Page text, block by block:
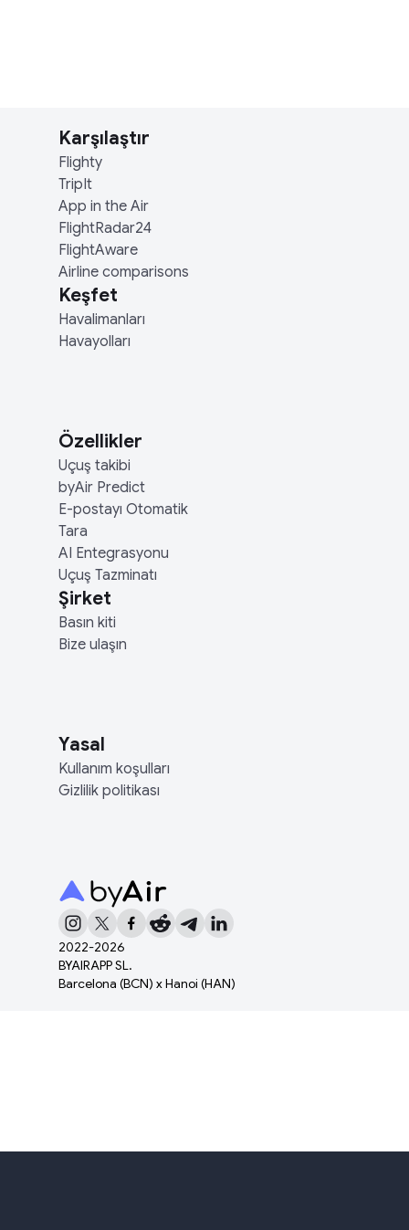
2022-2026
BYAIRAPP SL.
Barcelona (BCN) x Hanoi (HAN)
Karşılaştır
Flighty
TripIt
App in the Air
FlightRadar24
FlightAware
Airline comparisons
Keşfet
Havalimanları
Havayolları
Özellikler
Uçuş takibi
byAir Predict
E-postayı Otomatik
Tara
AI Entegrasyonu
Uçuş Tazminatı
Şirket
Basın kiti
Bize ulaşın
Yasal
Kullanım koşulları
Gizlilik politikası